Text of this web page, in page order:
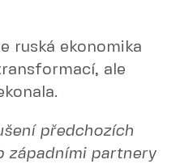
ruská ekonomika
ale
předchozích
západními partnery